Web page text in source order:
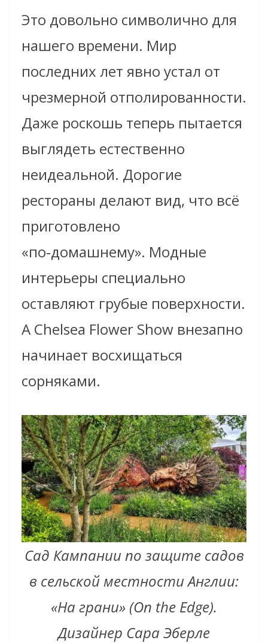
Это довольно символично для
нашего времени. Мир
последних лет явно устал от
чрезмерной отполированности.
Даже роскошь теперь пытается
выглядеть естественно
неидеальной. Дорогие
рестораны делают вид, что всё
приготовлено
«по‑домашнему». Модные
интерьеры специально
оставляют грубые поверхности.
А Chelsea Flower Show внезапно
начинает восхищаться
сорняками.
Сад Кампании по защите садов
в сельской местности Англии:
«На грани» (On the Edge).
Дизайнер Сара Эберле